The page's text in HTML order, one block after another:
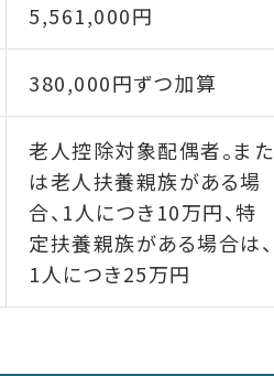
5,561,000円
380,000円ずつ加算
老人控除対象配偶者。また
は老人扶養親族がある場
合、1人につき10万円、特
定扶養親族がある場合は、
1人につき25万円